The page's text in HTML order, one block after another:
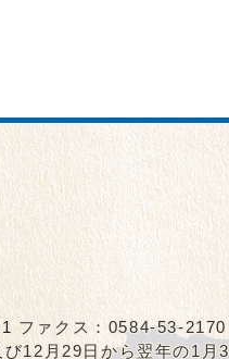
ファクス：0584-53-
12月29日から翌年の1月